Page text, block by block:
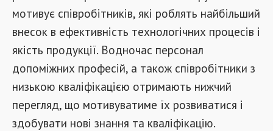
мотивує співробітників, які роблять найбільший
внесок в ефективність технологічних процесів і
якість продукції. Водночас персонал
допоміжних професій, а також співробітники з
низькою кваліфікацією отримають нижчий
перегляд, що мотивуватиме їх розвиватися і
здобувати нові знання та кваліфікацію.